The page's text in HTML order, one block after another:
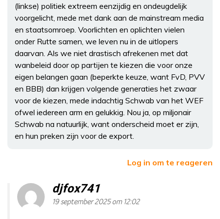
(linkse) politiek extreem eenzijdig en ondeugdelijk
voorgelicht, mede met dank aan de mainstream media
en staatsomroep. Voorlichten en oplichten vielen
onder Rutte samen, we leven nu in de uitlopers
daarvan. Als we niet drastisch afrekenen met dat
wanbeleid door op partijen te kiezen die voor onze
eigen belangen gaan (beperkte keuze, want FvD, PVV
en BBB) dan krijgen volgende generaties het zwaar
voor de kiezen, mede indachtig Schwab van het WEF
ofwel iedereen arm en gelukkig. Nou ja, op miljonair
Schwab na natuurlijk, want onderscheid moet er zijn,
en hun preken zijn voor de export.
Log in om te reageren
djfox741
19 september 2025 om 12:02